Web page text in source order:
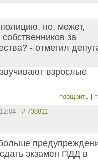
полицию, но, может,
за
- отметил
взрослые
поощрить
# 738811
экзамен ПДД в